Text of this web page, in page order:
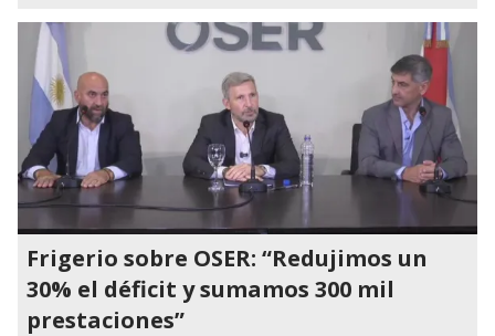
Frigerio sobre OSER: “Redujimos un
30% el déficit y sumamos 300 mil
prestaciones”